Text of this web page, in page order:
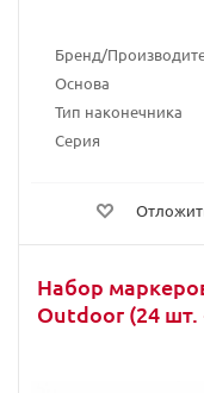
Бренд/
Основа
Тип наконечника
Серия
Набор
Outdoor (24 шт.